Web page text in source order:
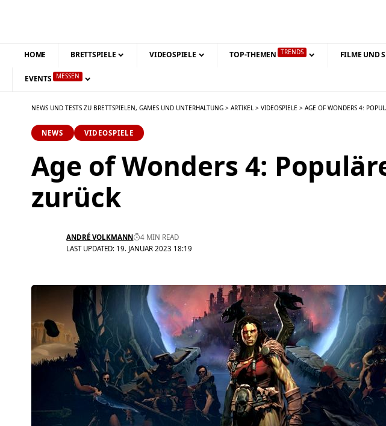
HOME BRETTSPIELE VIDEOSPIELE TOP-THEMEN TRENDS FILME UND
EVENTS MESSEN
NEWS UND TESTS ZU BRETTSPIELEN, GAMES UND UNTERHALTUNG > ARTIKEL > VIDEOSPIELE > AGE OF WONDERS 4:
NEWS VIDEOSPIELE
Age of Wonders 4:
zurück
LAST UPDATED: 19. JANUAR 2023 18:19
ANDRÉ VOLKMANN 4 MIN READ